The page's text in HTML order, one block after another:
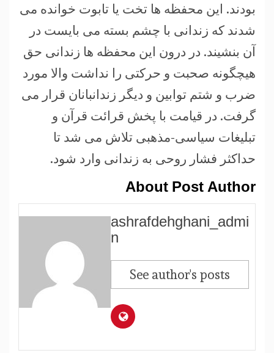
بودند. این محفظه ها تخت یا تابوت خوانده می
شدند که زندانی با چشم بسته می بایست در
آن بنشیند. در درون این محفظه ها زندانی حق
هيچگونه صحبت و حرکتی را نداشت والا مورد
ضرب و شتم توابین و دیگر زندانبانان قرار می
گرفت. در قیامت با پخش قرائت قرآن و
تبلیغات سیاسی-مذهبی تلاش می شد تا
حداکثر فشار روحی به زندانی وارد شود.
About Post Author
ashrafdehghani_admi
n
See author's posts